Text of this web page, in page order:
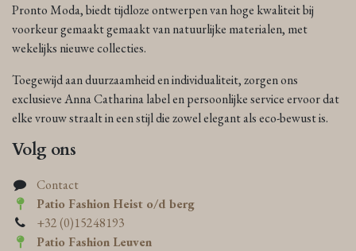
Pronto Moda, biedt tijdloze ontwerpen van hoge kwaliteit bij
voorkeur gemaakt gemaakt van natuurlijke materialen, met
wekelijks nieuwe collecties.
Toegewijd aan duurzaamheid en individualiteit, zorgen ons
exclusieve Anna Catharina label en persoonlijke service ervoor dat
elke vrouw straalt in een stijl die zowel elegant als eco-bewust is.
Volg ons
Contact
Patio Fashion Heist o/d berg
+32 (0)15248193
Patio Fashion Leuven